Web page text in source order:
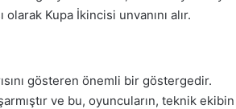
Kupa İkincisi unvanını alır.
gösteren önemli bir göstergedir.
ve bu, oyuncuların, teknik ekibin